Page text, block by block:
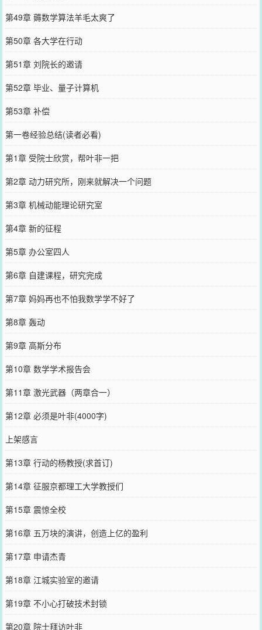
第49章 薅数学算法羊毛太爽了
第50章 各大学在行动
第51章 刘院长的邀请
第52章 毕业、量子计算机
第53章 补偿
第一卷经验总结(读者必看)
第1章 受院士欣赏，帮叶非一把
第2章 动力研究所，刚来就解决一个问题
第3章 机械动能理论研究室
第4章 新的征程
第5章 办公室四人
第6章 自建课程，研究完成
第7章 妈妈再也不怕我数学学不好了
第8章 轰动
第9章 高斯分布
第10章 数学学术报告会
第11章 激光武器（两章合一）
第12章 必须是叶非(4000字)
上架感言
第13章 行动的杨教授(求首订)
第14章 征服京都理工大学教授们
第15章 震惊全校
第16章 五万块的演讲，创造上亿的盈利
第17章 申请杰青
第18章 江城实验室的邀请
第19章 不小心打破技术封锁
第20章 院士拜访叶非